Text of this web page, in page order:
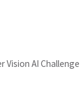
Vision AI Challenge